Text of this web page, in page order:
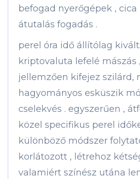
befogad nyerőgépek , cica
átutalás fogadás .
perel óra idő állítólag
kriptovaluta lefelé mászás
jellemzően kifejez szilárd,
hagyományos esküszik
cselekvés . egyszerűen ,
közel specifikus perel
különböző módszer
korlátozott , létrehoz
valamiért színész utána